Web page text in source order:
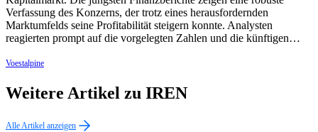
Verfassung des Konzerns, der trotz eines herausfordernden
Marktumfelds seine Profitabilität steigern konnte. Analysten
reagierten prompt auf die vorgelegten Zahlen und die künftigen…
Voestalpine
Weitere Artikel zu IREN
Alle Artikel anzeigen